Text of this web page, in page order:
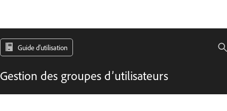
Guide d'utilisation
Gestion des groupes d’utilisateurs